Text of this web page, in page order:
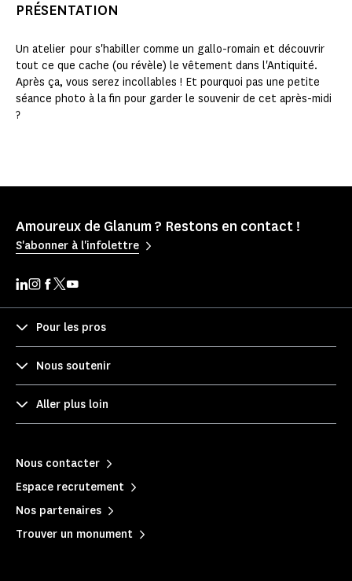
PRÉSENTATION
Un atelier pour s'habiller comme un gallo-romain et découvrir
tout ce que cache (ou révèle) le vêtement dans l'Antiquité.
Après ça, vous serez incollables ! Et pourquoi pas une petite
séance photo à la fin pour garder le souvenir de cet après-midi
?
Amoureux de Glanum ? Restons en contact !
S'abonner à l'infolettre
Pour les pros
Nous soutenir
Aller plus loin
Nous contacter
Espace recrutement
Nos partenaires
Trouver un monument